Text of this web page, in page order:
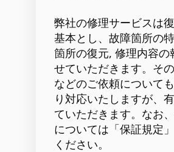
弊社の修理サービスは
基本とし、故障箇所の
箇所の復元, 修理内容の
せていただきます。そ
などのご依頼について
り対応いたしますが、
ていただきます。なお
については「保証規定
ください。